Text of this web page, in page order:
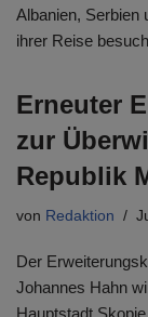
Albanien, Serbien
ihrer Reise
Erneuter
zur
Republik
von Redaktion
Der
Johannes Hahn